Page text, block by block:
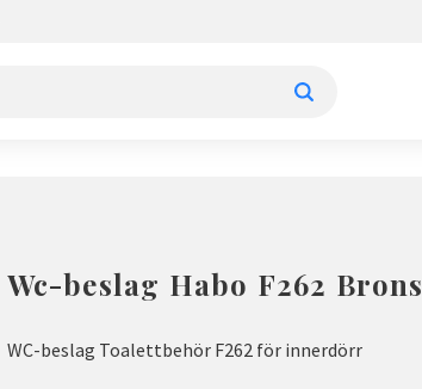
Wc-beslag Habo F262 Brons
WC-beslag Toalettbehör F262 för innerdörr